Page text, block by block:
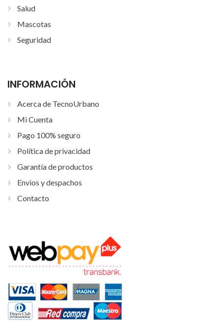
Salud
Mascotas
Seguridad
INFORMACIÓN
Acerca de TecnoUrbano
Mi Cuenta
Pago 100% seguro
Política de privacidad
Garantía de productos
Envios y despachos
Contacto